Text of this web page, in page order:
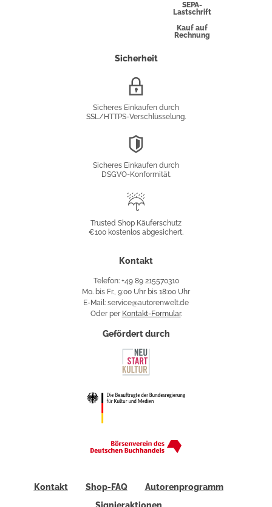
SEPA-
Lastschrift
Kauf auf
Rechnung
Sicherheit
Sicheres Einkaufen durch
SSL/HTTPS-Verschlüsselung.
Sicheres Einkaufen durch
DSGVO-Konformität.
Käuferschutz
Trusted Shop Käuferschutz
€100 kostenlos abgesichert.
Kontakt
Telefon: +49 89 215570310
Mo. bis Fr., 9:00 Uhr bis 18:00 Uhr
E-Mail: service@autorenwelt.de
Oder per Kontakt-Formular.
Gefördert durch
Kontakt Shop-FAQ
Autorenprogramm